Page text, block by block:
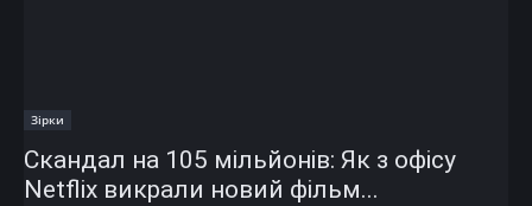
Зірки
Скандал на 105 мільйонів: Як з офісу
Netflix викрали новий фільм...